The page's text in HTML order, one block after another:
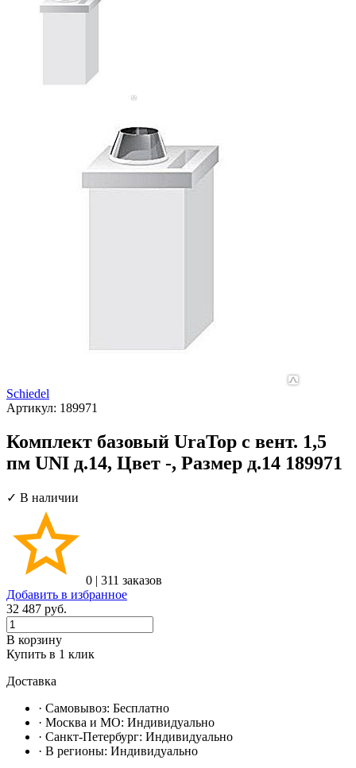
Schiedel
Артикул: 189971
Комплект базовый UraTop с вент. 1,5
пм UNI д.14, Цвет -, Размер д.14 189971
✓ В наличии
0 | 311 заказов
Добавить в избранное
32 487 руб.
В корзину
Купить в 1 клик
Доставка
· Самовывоз: Бесплатно
· Москвa и МО: Индивидуально
· Санкт-Петербург: Индивидуально
· В регионы: Индивидуально